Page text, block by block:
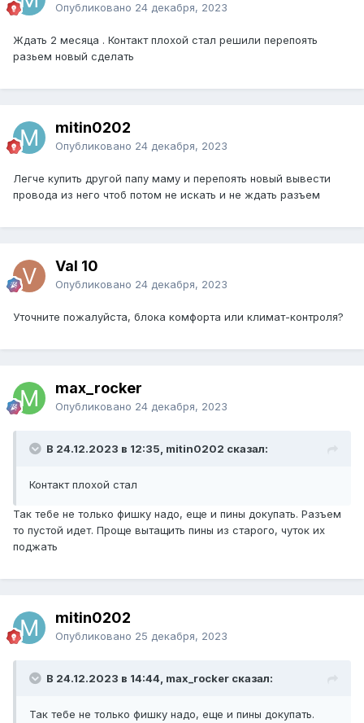
Опубликовано 24 декабря, 2023
Ждать 2 месяца . Контакт плохой стал решили перепоять
разьем новый сделать
mitin0202
Опубликовано 24 декабря, 2023
Легче купить другой папу маму и перепоять новый вывести
провода из него чтоб потом не искать и не ждать разъем
Val 10
Опубликовано 24 декабря, 2023
Уточните пожалуйста, блока комфорта или климат-контроля?
max_rocker
Опубликовано 24 декабря, 2023
В 24.12.2023 в 12:35, mitin0202 сказал:
Контакт плохой стал
Так тебе не только фишку надо, еще и пины докупать. Разъем
то пустой идет. Проще вытащить пины из старого, чуток их
поджать
mitin0202
Опубликовано 25 декабря, 2023
В 24.12.2023 в 14:44, max_rocker сказал:
Так тебе не только фишку надо, еще и пины докупать.